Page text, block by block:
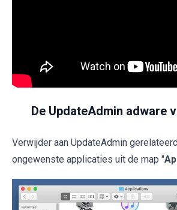
De UpdateAdmin adware
Verwijder aan UpdateAdmin
ongewenste applicaties uit de map "